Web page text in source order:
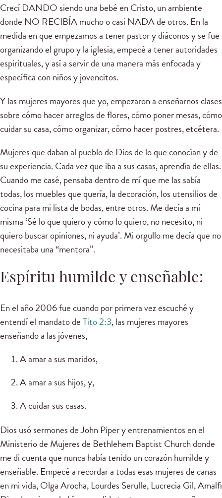
Crecí DANDO siendo una bebé en Cristo, un ambiente
donde NO RECIBÍA mucho o casi NADA de otros. En la
medida en que empezamos a tener pastor y diáconos y se fue
organizando el grupo y la iglesia, empecé a tener autoridades
espirituales, y así a servir de una manera más enfocada y
específica con niños y jovencitos.
Y las mujeres mayores que yo, empezaron a enseñarnos clases
sobre cómo hacer arreglos de flores, cómo poner mesas, cómo
cuidar su casa, cómo organizar, cómo hacer postres, etcétera.
Mujeres que daban al pueblo de Dios de lo que conocían y de
su experiencia. Cada vez que iba a sus casas, aprendía de ellas.
Cuando me casé, pensaba dentro de mí que me las sabía
todas, los muebles que quería, la decoración, los utensilios de
cocina para mi lista de bodas, entre otros. Me decía a mí
misma ‘Sé lo que quiero y cómo lo quiero, no necesito, ni
quiero buscar opiniones, ni ayuda’. Mi orgullo me decía que no
necesitaba una “mentora”.
Espíritu humilde y enseñable:
En el año 2006 fue cuando por primera vez escuché y
entendí el mandato deTito 2:3, las mujeres mayores
enseñando a las jóvenes,
A amar a sus maridos,
A amar a sus hijos, y,
A cuidar sus casas.
Dios usó sermones de John Piper y entrenamientos en el
Ministerio de Mujeres de Bethlehem Baptist Church donde
me di cuenta que nunca había tenido un corazón humilde y
enseñable. Empecé a recordar a todas esas mujeres de canas
en mi vida, Olga Arocha, Lourdes Serulle, Lucrecia Gil, Amalfi